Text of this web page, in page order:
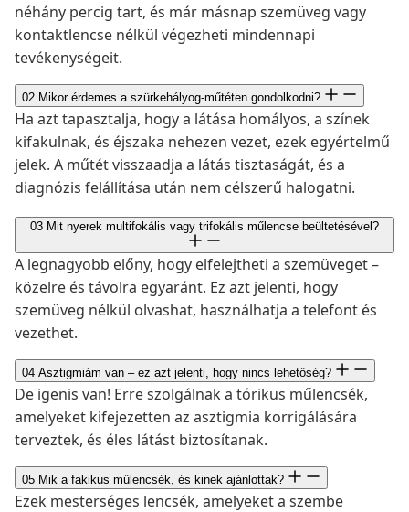
néhány percig tart, és már másnap szemüveg vagy
kontaktlencse nélkül végezheti mindennapi
tevékenységeit.
02 Mikor érdemes a szürkehályog-műtéten gondolkodni?
Ha azt tapasztalja, hogy a látása homályos, a színek
kifakulnak, és éjszaka nehezen vezet, ezek egyértelmű
jelek. A műtét visszaadja a látás tisztaságát, és a
diagnózis felállítása után nem célszerű halogatni.
03 Mit nyerek multifokális vagy trifokális műlencse beültetésével?
A legnagyobb előny, hogy elfelejtheti a szemüveget –
közelre és távolra egyaránt. Ez azt jelenti, hogy
szemüveg nélkül olvashat, használhatja a telefont és
vezethet.
04 Asztigmiám van – ez azt jelenti, hogy nincs lehetőség?
De igenis van! Erre szolgálnak a tórikus műlencsék,
amelyeket kifejezetten az asztigmia korrigálására
terveztek, és éles látást biztosítanak.
05 Mik a fakikus műlencsék, és kinek ajánlottak?
Ezek mesterséges lencsék, amelyeket a szembe